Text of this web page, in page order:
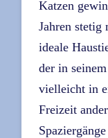
Katzen
Jahren stetig
ideale
der in
vielleicht in
Freizeit